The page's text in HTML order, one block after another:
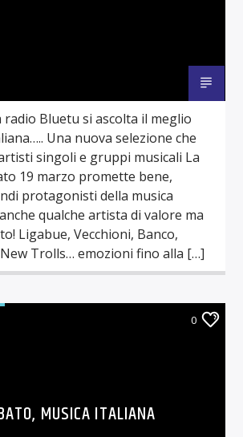
radio Bluetu si ascolta il meglio
Una nuova selezione che
singoli e gruppi musicali La
19 marzo promette bene,
protagonisti della musica
qualche artista di valore ma
Ligabue, Vecchioni, Banco,
Trolls… emozioni fino alla […]
0
MUSICA ITALIANA